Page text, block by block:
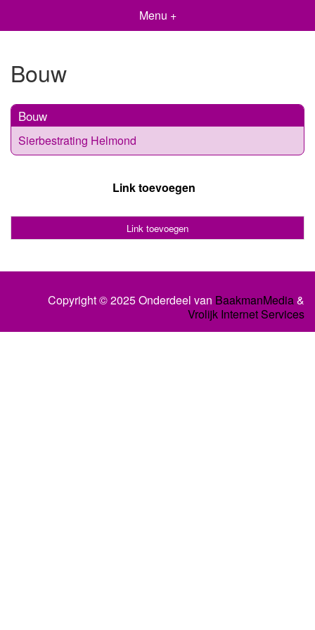
Menu +
Bouw
Bouw
Sierbestrating Helmond
Link toevoegen
Link toevoegen
Copyright © 2025 Onderdeel van BaakmanMedia&
Vrolijk Internet Services